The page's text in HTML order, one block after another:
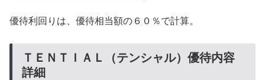
優待利回りは、優待相当額の６０％で計算。
ＴＥＮＴＩＡＬ（テンシャル）優待内容
詳細